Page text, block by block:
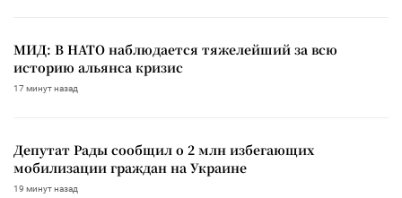
МИД: В НАТО наблюдается тяжелейший за всю
историю альянса кризис
17 минут назад
Депутат Рады сообщил о 2 млн избегающих
мобилизации граждан на Украине
19 минут назад